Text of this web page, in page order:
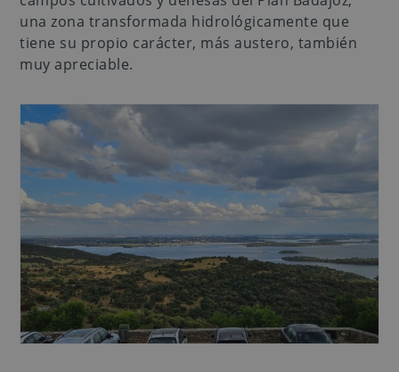
una zona transformada hidrológicamente que
tiene su propio carácter, más austero, también
muy apreciable.